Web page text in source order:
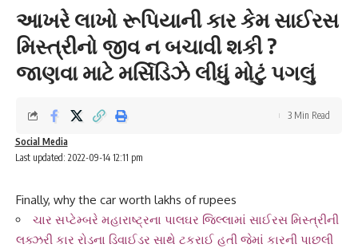
આખરે લાખો રૂપિયાની કાર કેમ સાઈરસ
મિસ્ત્રીનો જીવ ન બચાવી શકી ?
જાણવા માટે મર્સિડિઝે લીધું મોટું પગલું
Last updated: 2022-09-14 12:11 pm
Social Media
3 Min Read
Finally, why the car worth lakhs of rupees
ચાર સપ્ટેમ્બરે મહારાષ્ટ્રના પાલઘર જિલ્લામાં સાઈરસ મિસ્ત્રીની
લક્ઝરી કાર રોડના ડિવાઈડર સાથે ટકરાઈ હતી જેમાં કારની પાછલી